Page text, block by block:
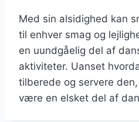
Med sin alsidighed kan
til enhver smag og
en uundgåelig del af
aktiviteter. Uanset
tilberede og servere
være en elsket del af